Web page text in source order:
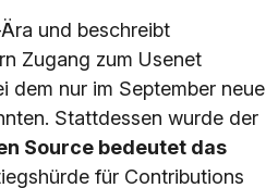
und beschreibt
Zugang zum Usenet
dem nur im September neue
Stattdessen wurde der
Source bedeutet das
für Contributions